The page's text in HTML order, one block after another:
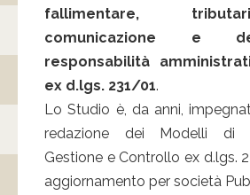
fallimentare,
comunicazione e
responsabilità
ex d.lgs. 231/01.
Lo Studio è, da anni,
redazione dei Modelli di
Gestione e Controllo ex d.lgs.
aggiornamento per società